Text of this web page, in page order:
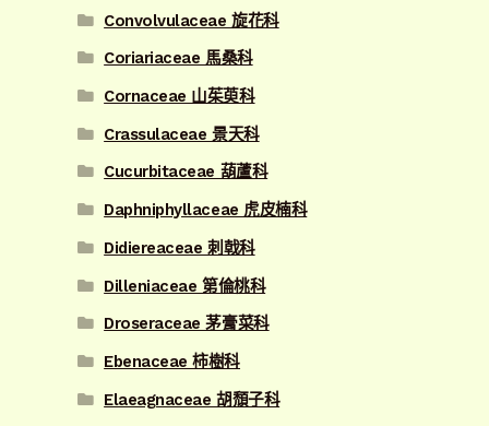
Convolvulaceae 旋花科
Coriariaceae 馬桑科
Cornaceae 山茱萸科
Crassulaceae 景天科
Cucurbitaceae 葫蘆科
Daphniphyllaceae 虎皮楠科
Didiereaceae 刺戟科
Dilleniaceae 第倫桃科
Droseraceae 茅膏菜科
Ebenaceae 柿樹科
Elaeagnaceae 胡頹子科